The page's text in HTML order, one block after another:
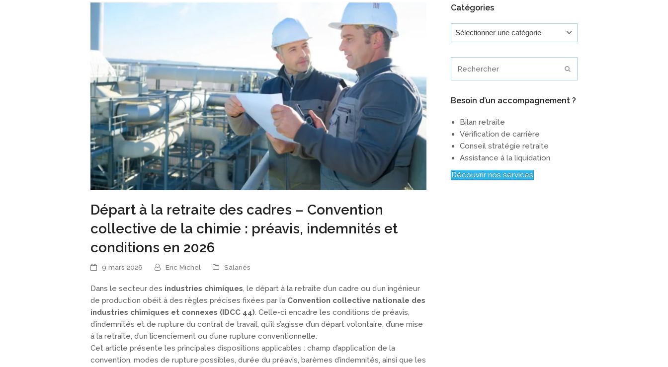
Départ à la retraite des cadres – Convention
collective de la chimie : préavis, indemnités et
conditions en 2026
9 mars 2026 Eric Michel Salariés
Dans le secteur des industries chimiques, le départ à la retraite d’un cadre ou d’un ingénieur
de production obéit à des règles précises fixées par la Convention collective nationale des
industries chimiques et connexes (IDCC 44). Celle-ci encadre les conditions de préavis,
d’indemnités et de rupture du contrat de travail, qu’il s’agisse d’un départ volontaire, d’une mise
à la retraite, d’un licenciement ou d’une rupture conventionnelle.
Cet article présente les principales dispositions applicables : champ d’application de la
convention, modes de rupture possibles, durée du préavis, barèmes d’indemnités, ainsi que les
Catégories
Catégories
Besoin d’un accompagnement ?
Bilan retraite
Vérification de carrière
Conseil stratégie retraite
Assistance à la liquidation
Découvrir nos services